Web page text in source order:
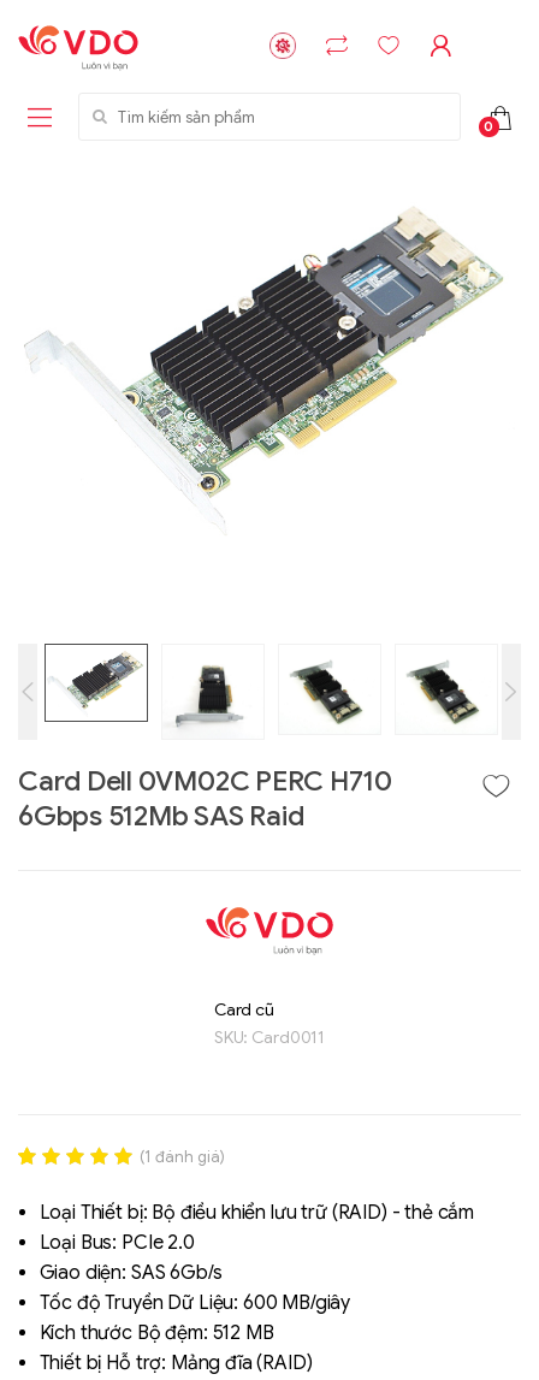
Tìm kiếm sản phẩm
0
Card Dell 0VM02C PERC H710
6Gbps 512Mb SAS Raid
Card cũ
SKU: Card0011
out of 5
based on
đánh giá
(1 đánh giá)
Loại Thiết bị: Bộ điều khiển lưu trữ (RAID) - thẻ cắm
Loại Bus: PCIe 2.0
Giao diện: SAS 6Gb/s
Tốc độ Truyền Dữ Liệu: 600 MB/giây
Kích thước Bộ đệm: 512 MB
Thiết bị Hỗ trợ: Mảng đĩa (RAID)
Liên hệ
SK hynix - DRAM
Liên hệ
GIGABYTE
G593-ZD1 (rev.
AAX1)
GIGABYTE
G493-SB4 (rev.